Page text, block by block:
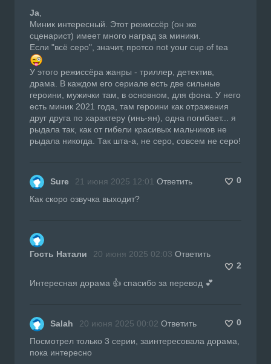
Ja
Миник интересный. Этот режиссёр (он же
сценарист) имеет много наград за миники.
Если "всё серо", значит, протсо not your cup of tea
У этого режиссёра жанры - триллер, детектив,
драма. В каждом его сериале есть две сильные
героини, мужички там, в основном, для фона. У него
есть миник 2021 года, там героини как отражения
друг друга по характеру (инь-ян), одна погибает... я
рыдала так, как от гибели красивых мальчиков не
рыдала никогда. Так шта-а, не серо, совсем не серо!
Sure 21 июня 2025 12:01 Ответить
0
Как скоро озвучка выходит?
Гость Натали 20 июня 2025 02:03 Ответить
2
Интересная дорама 👍 спасибо за перевод 💕
Salah 20 июня 2025 00:02 Ответить
0
Посмотрел только 3 серии, заинтересовала дорама,
пока интересно